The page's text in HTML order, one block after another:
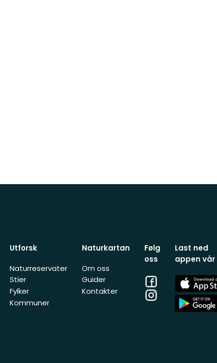
Utforsk
Naturreservater
Stier
Fylker
Kommuner
Naturkartan
Om oss
Guider
Kontakter
Følg
oss
Facebook
Instagram
Last ned
appen vår
App
Store
App
Store